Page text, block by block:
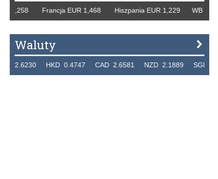
1,258 Francja EUR 1,468 Hiszpania EUR 1,229 WB
Waluty
HKD 0.4747 CAD 2.6581 NZD 2.1889 SGD